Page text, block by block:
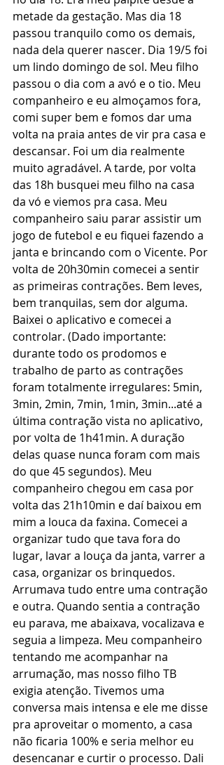
metade da gestação. Mas dia 18
passou tranquilo como os demais,
nada dela querer nascer. Dia 19/5 foi
um lindo domingo de sol. Meu filho
passou o dia com a avó e o tio. Meu
companheiro e eu almoçamos fora,
comi super bem e fomos dar uma
volta na praia antes de vir pra casa e
descansar. Foi um dia realmente
muito agradável. A tarde, por volta
das 18h busquei meu filho na casa
da vó e viemos pra casa. Meu
companheiro saiu parar assistir um
jogo de futebol e eu fiquei fazendo a
janta e brincando com o Vicente. Por
volta de 20h30min comecei a sentir
as primeiras contrações. Bem leves,
bem tranquilas, sem dor alguma.
Baixei o aplicativo e comecei a
controlar. (Dado importante:
durante todo os prodomos e
trabalho de parto as contrações
foram totalmente irregulares: 5min,
3min, 2min, 7min, 1min, 3min...até a
última contração vista no aplicativo,
por volta de 1h41min. A duração
delas quase nunca foram com mais
do que 45 segundos). Meu
companheiro chegou em casa por
volta das 21h10min e daí baixou em
mim a louca da faxina. Comecei a
organizar tudo que tava fora do
lugar, lavar a louça da janta, varrer a
casa, organizar os brinquedos.
Arrumava tudo entre uma contração
e outra. Quando sentia a contração
eu parava, me abaixava, vocalizava e
seguia a limpeza. Meu companheiro
tentando me acompanhar na
arrumação, mas nosso filho TB
exigia atenção. Tivemos uma
conversa mais intensa e ele me disse
pra aproveitar o momento, a casa
não ficaria 100% e seria melhor eu
desencanar e curtir o processo. Dali